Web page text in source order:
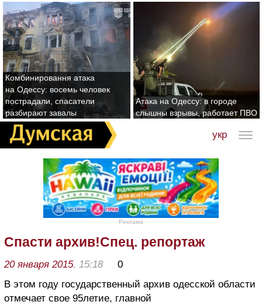
Комбинировання атака
на Одессу: восемь человек
пострадали, спасатели
разбирают завалы
Атака на Одессу: в городе
слышны взрывы, работает ПВО
укр
Реклама
Спасти архив!Спец. репортаж
20 января 2015, 15:18
0
В этом году государственный архив одесской области
отмечает свое 95летие, главной